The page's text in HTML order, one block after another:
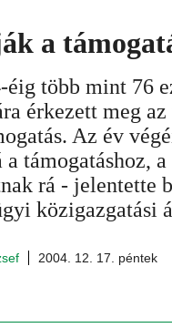
a
éig több mint 76
érkezett meg
Az év
támogatáshoz,
rá - jelentette
közigazgatási
2004. 12. 17. péntek